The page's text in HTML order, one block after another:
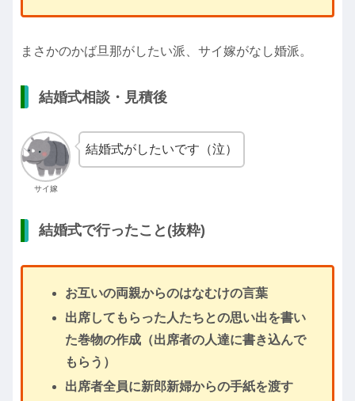
まさかのかば旦那がしたい派、サイ嫁がなし婚派。
結婚式相談・見積後
サイ嫁
結婚式がしたいです（泣）
結婚式で行ったこと(抜粋)
お互いの両親からのはなむけの言葉
出席してもらった人たちとの思い出を書い
た巻物の作成（出席者の人達に書き込んで
もらう）
出席者全員に新郎新婦からの手紙を渡す